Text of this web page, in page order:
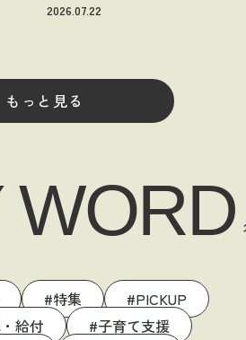
2026.07.22
もっと見る
WORD
特集
PICKUP
給付
子育て支援